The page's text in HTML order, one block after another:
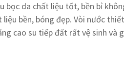
bọc da chất liệu tốt, bền bỉ
liệu bền, bóng đẹp. Vòi nước
cao su tiếp đất rất vệ sinh và